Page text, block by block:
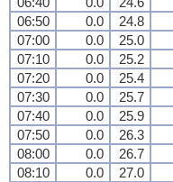
06:50
0.0 24.8
07:00
0.0 25.0
07:10
0.0 25.2
07:20
0.0 25.4
07:30
0.0 25.7
07:40
0.0 25.9
07:50
0.0 26.3
08:00
0.0 26.7
08:10
0.0 27.0